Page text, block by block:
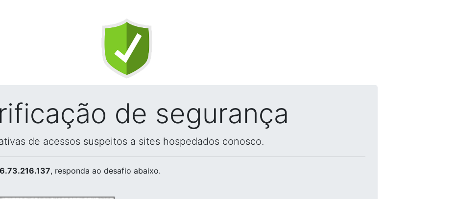
de segurança
de acessos suspeitos a sites hospedados conosco.
, responda ao desafio abaixo.